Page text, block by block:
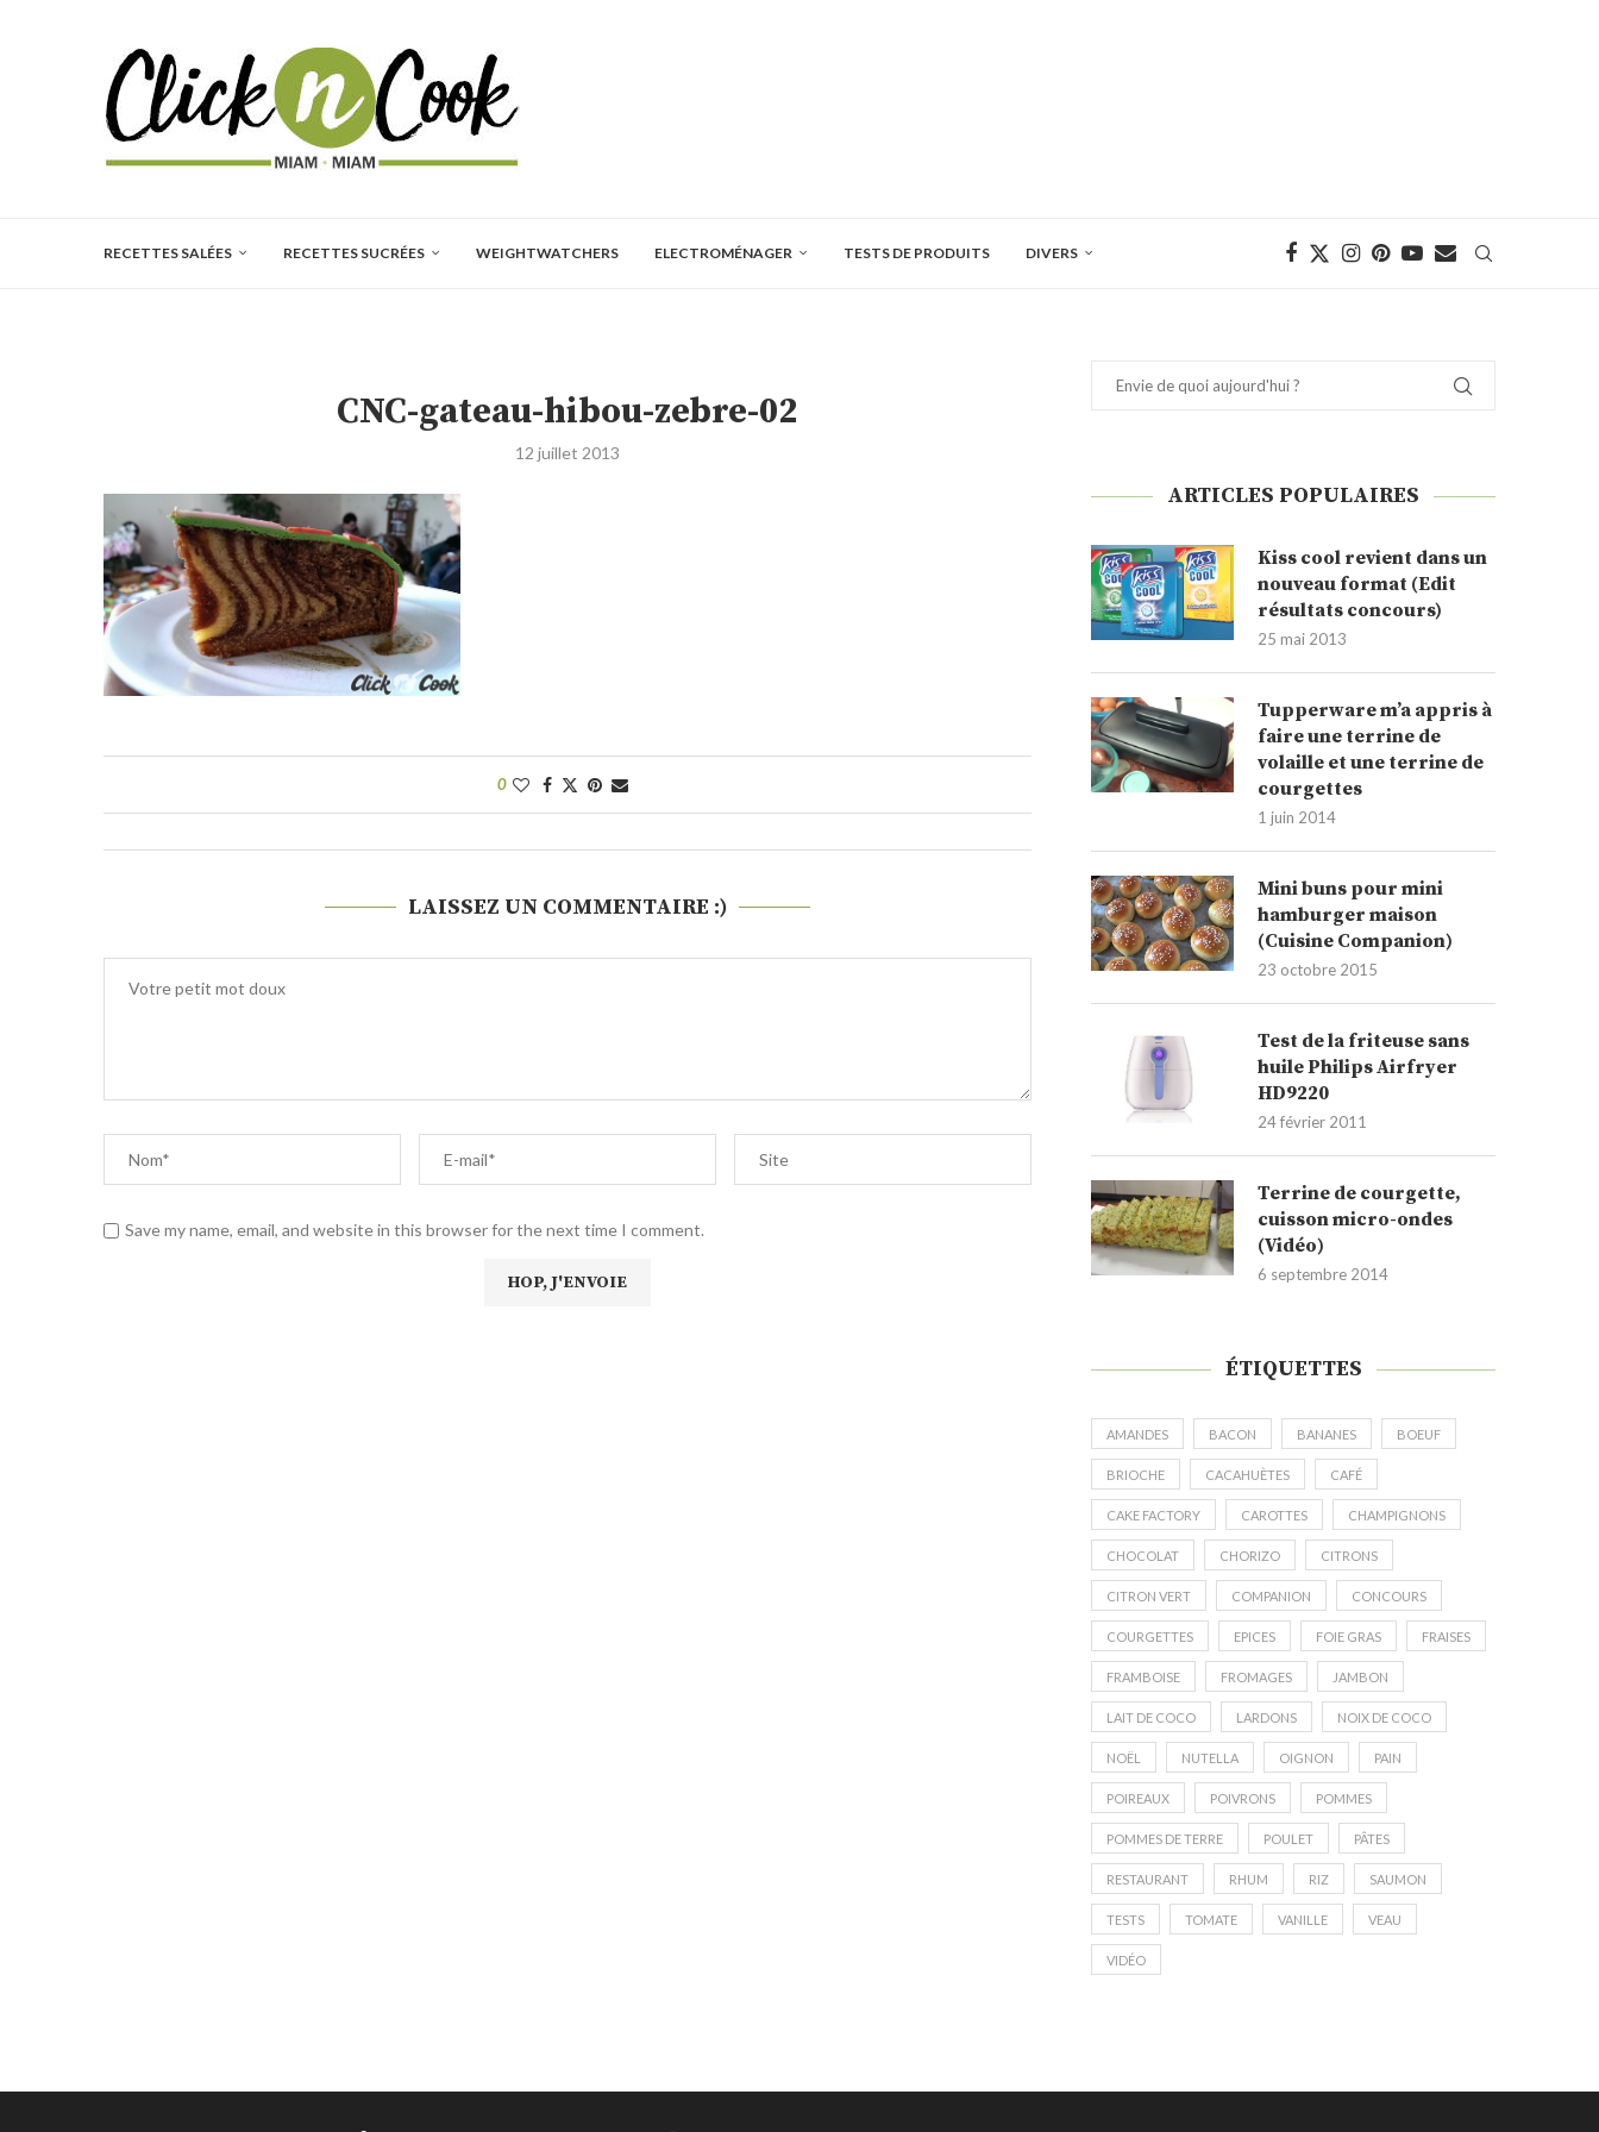
RECETTES SALÉES RECETTES SUCRÉES WEIGHTWATCHERS ELECTROMÉNAGER TESTS DE PRODUITS DIVERS
CNC-gateau-hibou-zebre-02
12 juillet 2013
0
LAISSEZ UN COMMENTAIRE :)
Save my name, email, and website in this browser for the next time I comment.
ARTICLES POPULAIRES
Kiss cool revient dans un
nouveau format (Edit
résultats concours)
25 mai 2013
Tupperware m’a appris à
faire une terrine de
volaille et une terrine de
courgettes
1 juin 2014
Mini buns pour mini
hamburger maison
(Cuisine Companion)
23 octobre 2015
Test de la friteuse sans
huile Philips Airfryer
HD9220
24 février 2011
Terrine de courgette,
cuisson micro-ondes
(Vidéo)
6 septembre 2014
ÉTIQUETTES
AMANDES BACON BANANES BOEUF
BRIOCHE CACAHUÈTES CAFÉ
CAKE FACTORY CAROTTES CHAMPIGNONS
CHOCOLAT CHORIZO CITRONS
CITRON VERT COMPANION CONCOURS
COURGETTES EPICES FOIE GRAS FRAISES
FRAMBOISE FROMAGES JAMBON
LAIT DE COCO LARDONS NOIX DE COCO
NOËL NUTELLA OIGNON PAIN
POIREAUX POIVRONS POMMES
POMMES DE TERRE POULET PÂTES
RESTAURANT RHUM RIZ SAUMON
TESTS TOMATE VANILLE VEAU
VIDÉO